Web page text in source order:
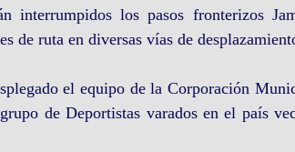
interrumpidos los pasos fronterizos
de ruta en diversas vías de
el equipo de la Corporación
de Deportistas varados en el país